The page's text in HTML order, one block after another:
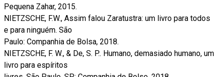
Pequena Zahar, 2015.
NIETZSCHE, F.W., Assim falou Zaratustra: um livro para todos
e para ninguém. São
Paulo: Companhia de Bolsa, 2018.
NIETZSCHE, F. W., & De, S. P.. Humano, demasiado humano, um
livro para espíritos